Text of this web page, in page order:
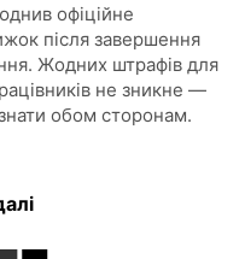
офіційне
після завершення
Жодних штрафів для
не зникне —
обом сторонам.